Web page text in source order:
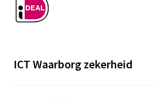
ICT Waarborg zekerheid